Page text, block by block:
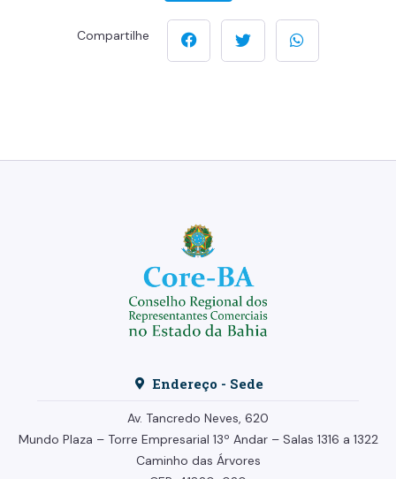
Compartilhe
Endereço - Sede
Av. Tancredo Neves, 620
Mundo Plaza – Torre Empresarial 13º Andar – Salas 1316 a 1322
Caminho das Árvores